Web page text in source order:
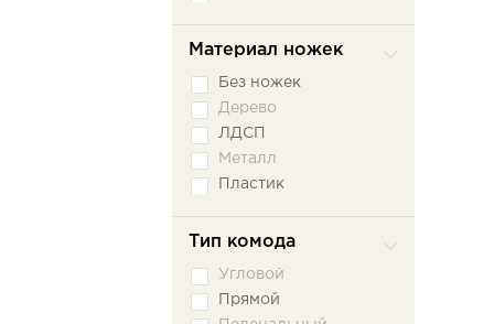
Материал ножек
Без ножек
Дерево
ЛДСП
Металл
Пластик
Тип комода
Угловой
Прямой